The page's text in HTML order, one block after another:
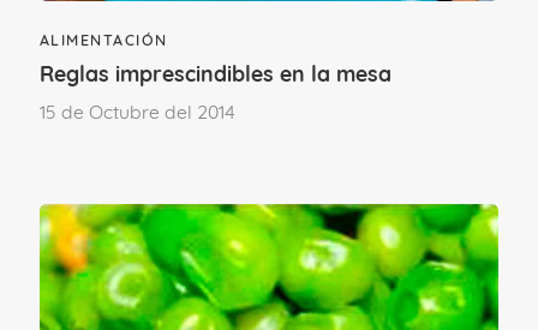
que la utilización de complementos
alimenticios es más frecuente que en
otras. Como ejemplo de aquellas
ALIMENTACIÓN
Reglas imprescindibles en la mesa
15 de Octubre del 2014